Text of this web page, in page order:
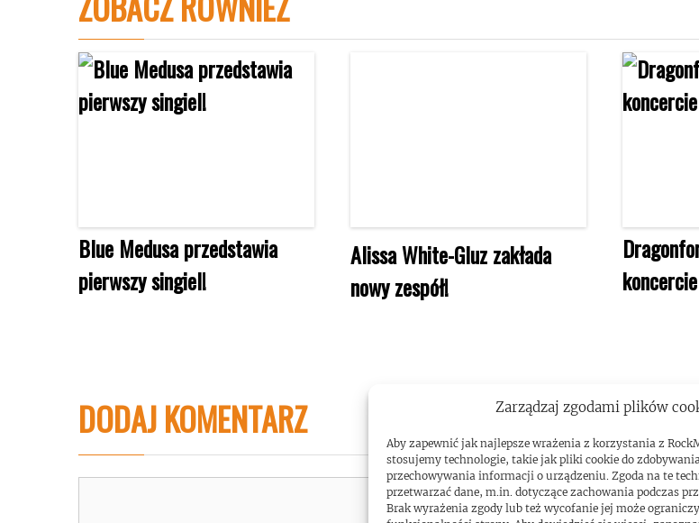
Zarządzaj zgodami plików
Aby zapewnić jak najlepsze wrażenia z korzystania z
stosujemy technologie, takie jak pliki cookie do
przechowywania informacji o urządzeniu. Zgoda na te
przetwarzać dane, m.in. dotyczące zachowania podczas
Brak wyrażenia zgody lub też wycofanie jej może
Blue Medusa przedstawia
pierwszy singiel!
Alissa White-Gluz zakłada
nowy zespół!
DODAJ KOMENTARZ